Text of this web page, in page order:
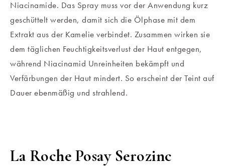
Niacinamide. Das Spray muss vor der Anwendung kurz
geschüttelt werden, damit sich die Ölphase mit dem
Extrakt aus der Kamelie verbindet. Zusammen wirken sie
dem täglichen Feuchtigkeitsverlust der Haut entgegen,
während Niacinamid Unreinheiten bekämpft und
Verfärbungen der Haut mindert. So erscheint der Teint auf
Dauer ebenmäßig und strahlend.
La Roche Posay Serozinc